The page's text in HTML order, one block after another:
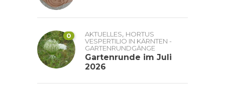
0 AKTUELLES, HORTUS
VESPERTILIO IN KÄRNTEN -
GARTENRUNDGÄNGE
Gartenrunde im Juli
2026